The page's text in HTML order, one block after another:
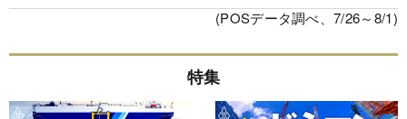
(POSデータ調べ、7/26～8/1)
特集